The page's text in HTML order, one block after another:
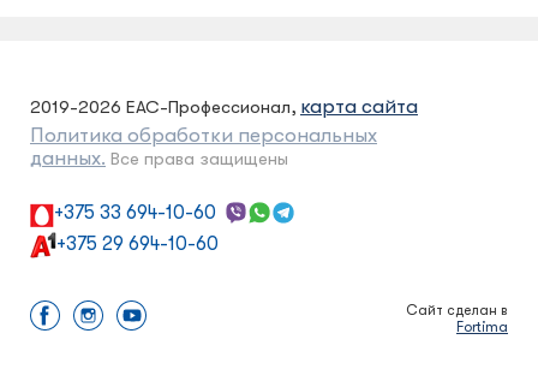
2019-2026 ЕАС-Профессионал, карта сайта
Политика обработки персональных
данных. Все права защищены
+375 33 694-10-60
+375 29 694-10-60
Сайт сделан в
Fortima